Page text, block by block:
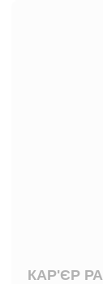
КАР'ЄР